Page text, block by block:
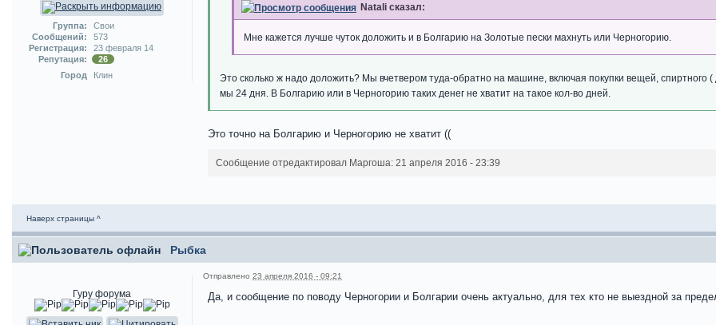
Группа:
Свои
Сообщений:
573
Регистрация:
23 февраля 14
Репутация:
26
Город
Клин
Natali сказал:
Мне кажется лучше чуток доложить и в Болгарию на Золотые пески махнуть или Черногорию.
Это сколько ж надо доложить? Мы вчетвером туда-обратно на машине, включая покупки вещей,
мы 24 дня. В Болгарию или в Черногорию таких денег не хватит на такое кол-во дней.
Это точно на Болгарию и Черногорию не хватит ((
Сообщение отредактировал Маргоша: 21 апреля 2016 - 23:39
Наверх страницы ^
Рыбка
Гуру форума
Отправлено 23 апреля 2016 - 09:21
Да, и сообщение по поводу Черногории и Болгарии очень актуально, для тех кто не выездной за